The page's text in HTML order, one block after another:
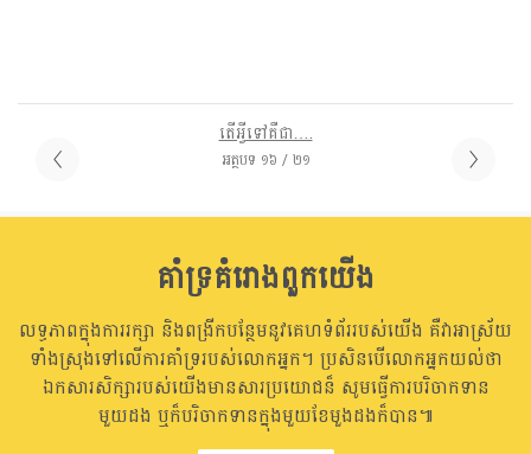
តើអ្វីទៅគឺជា….
អត្ថបទ ១៦ / ២១
គាំទ្រគំរោងពួកយើង
លទ្ធភាពក្នុងការរក្សា និងពង្រីកបន្ថែមនូវគេហទំព័ររបស់យើង គឺវាអាស្រ័យ
ទាំងស្រុងទៅលើការគាំទ្ររបស់លោកអ្នក។ ប្រសិនបើលោកអ្នកយល់ថា
ឯកសារសិក្សារបស់យើងមានសារប្រយោជន៏ សូមធ្វើការបរិចាកទាន
មួយដង ឬក៏បរិចាកទានក្នុងមួយខែមួងដងក៏បាន៕